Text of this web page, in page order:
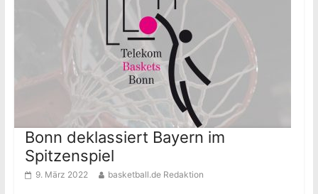
Bonn deklassiert Bayern im
Spitzenspiel
9. März 2022 basketball.de Redaktion